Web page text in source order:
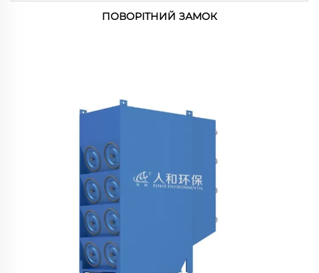
ПОВОРІТНИЙ ЗАМОК